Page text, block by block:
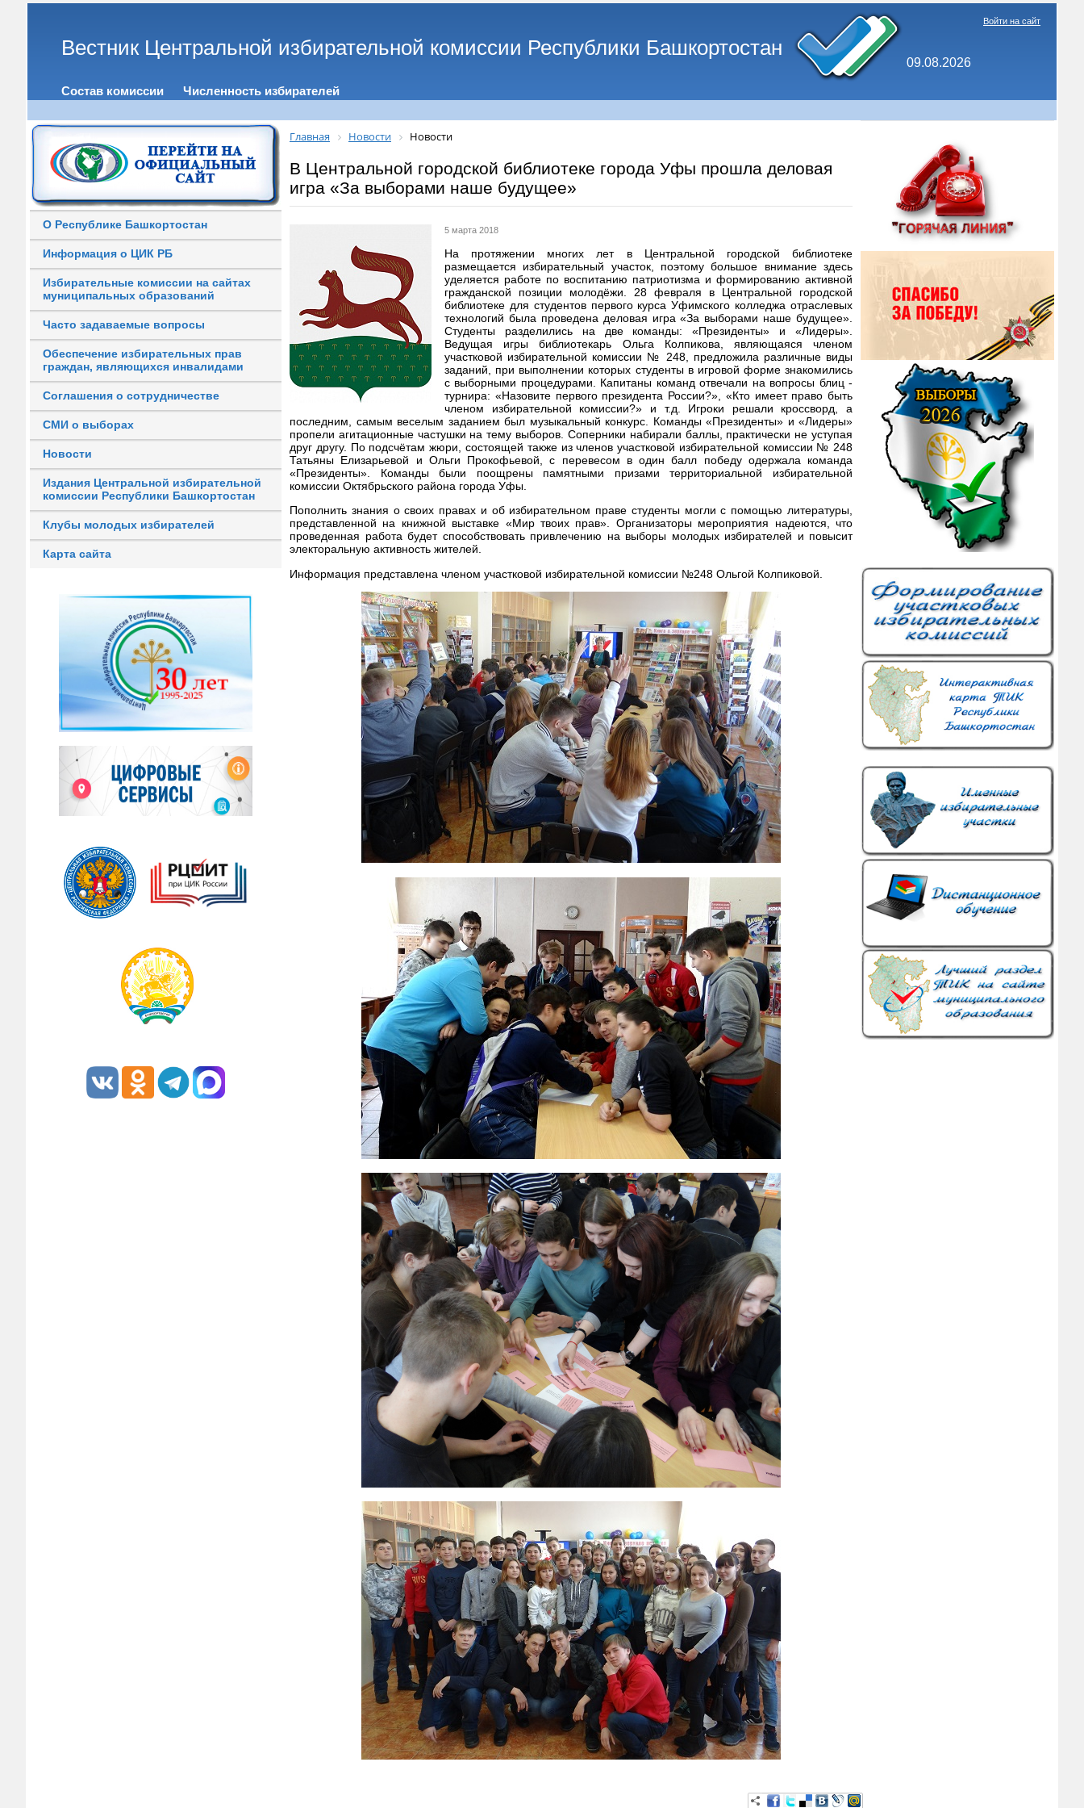
Вестник Центральной избирательной комиссии Республики Башкортостан
09.08.2026
Войти на сайт
Состав комиссии Численность избирателей
О Республике Башкортостан
Информация о ЦИК РБ
Избирательные комиссии на сайтах
муниципальных образований
Часто задаваемые вопросы
Обеспечение избирательных прав
граждан, являющихся инвалидами
Соглашения о сотрудничестве
СМИ о выборах
Новости
Издания Центральной избирательной
комиссии Республики Башкортостан
Клубы молодых избирателей
Карта сайта
Главная Новости Новости
В Центральной городской библиотеке города Уфы прошла деловая
игра «За выборами наше будущее»
5 марта 2018
На протяжении многих лет в Центральной городской библиотеке
размещается избирательный участок, поэтому большое внимание здесь
уделяется работе по воспитанию патриотизма и формированию активной
гражданской позиции молодёжи. 28 февраля в Центральной городской
библиотеке для студентов первого курса Уфимского колледжа отраслевых
технологий была проведена деловая игра «За выборами наше будущее».
Студенты разделились на две команды: «Президенты» и «Лидеры».
Ведущая игры библиотекарь Ольга Колпикова, являющаяся членом
участковой избирательной комиссии № 248, предложила различные виды
заданий, при выполнении которых студенты в игровой форме знакомились
с выборными процедурами. Капитаны команд отвечали на вопросы блиц -
турнира: «Назовите первого президента России?», «Кто имеет право быть
членом избирательной комиссии?» и т.д. Игроки решали кроссворд, а
последним, самым веселым заданием был музыкальный конкурс. Команды «Президенты» и «Лидеры»
пропели агитационные частушки на тему выборов. Соперники набирали баллы, практически не уступая
друг другу. По подсчётам жюри, состоящей также из членов участковой избирательной комиссии № 248
Татьяны Елизарьевой и Ольги Прокофьевой, с перевесом в один балл победу одержала команда
«Президенты». Команды были поощрены памятными призами территориальной избирательной
комиссии Октябрьского района города Уфы.
Пополнить знания о своих правах и об избирательном праве студенты могли с помощью литературы,
представленной на книжной выставке «Мир твоих прав». Организаторы мероприятия надеются, что
проведенная работа будет способствовать привлечению на выборы молодых избирателей и повысит
электоральную активность жителей.
Информация представлена членом участковой избирательной комиссии №248 Ольгой Колпиковой.